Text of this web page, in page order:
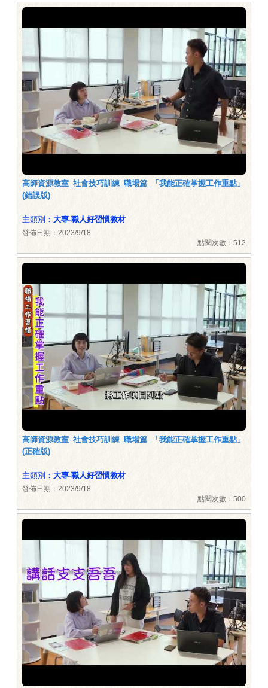
高師資源教室_社會技巧訓練_職場篇_「我能正確掌握工作重點」
(錯誤版)
主類別： 大專-職人好習慣教材
發佈日期：2023/9/18
點閱次數：512
高師資源教室_社會技巧訓練_職場篇_「我能正確掌握工作重點」
(正確版)
主類別： 大專-職人好習慣教材
發佈日期：2023/9/18
點閱次數：500